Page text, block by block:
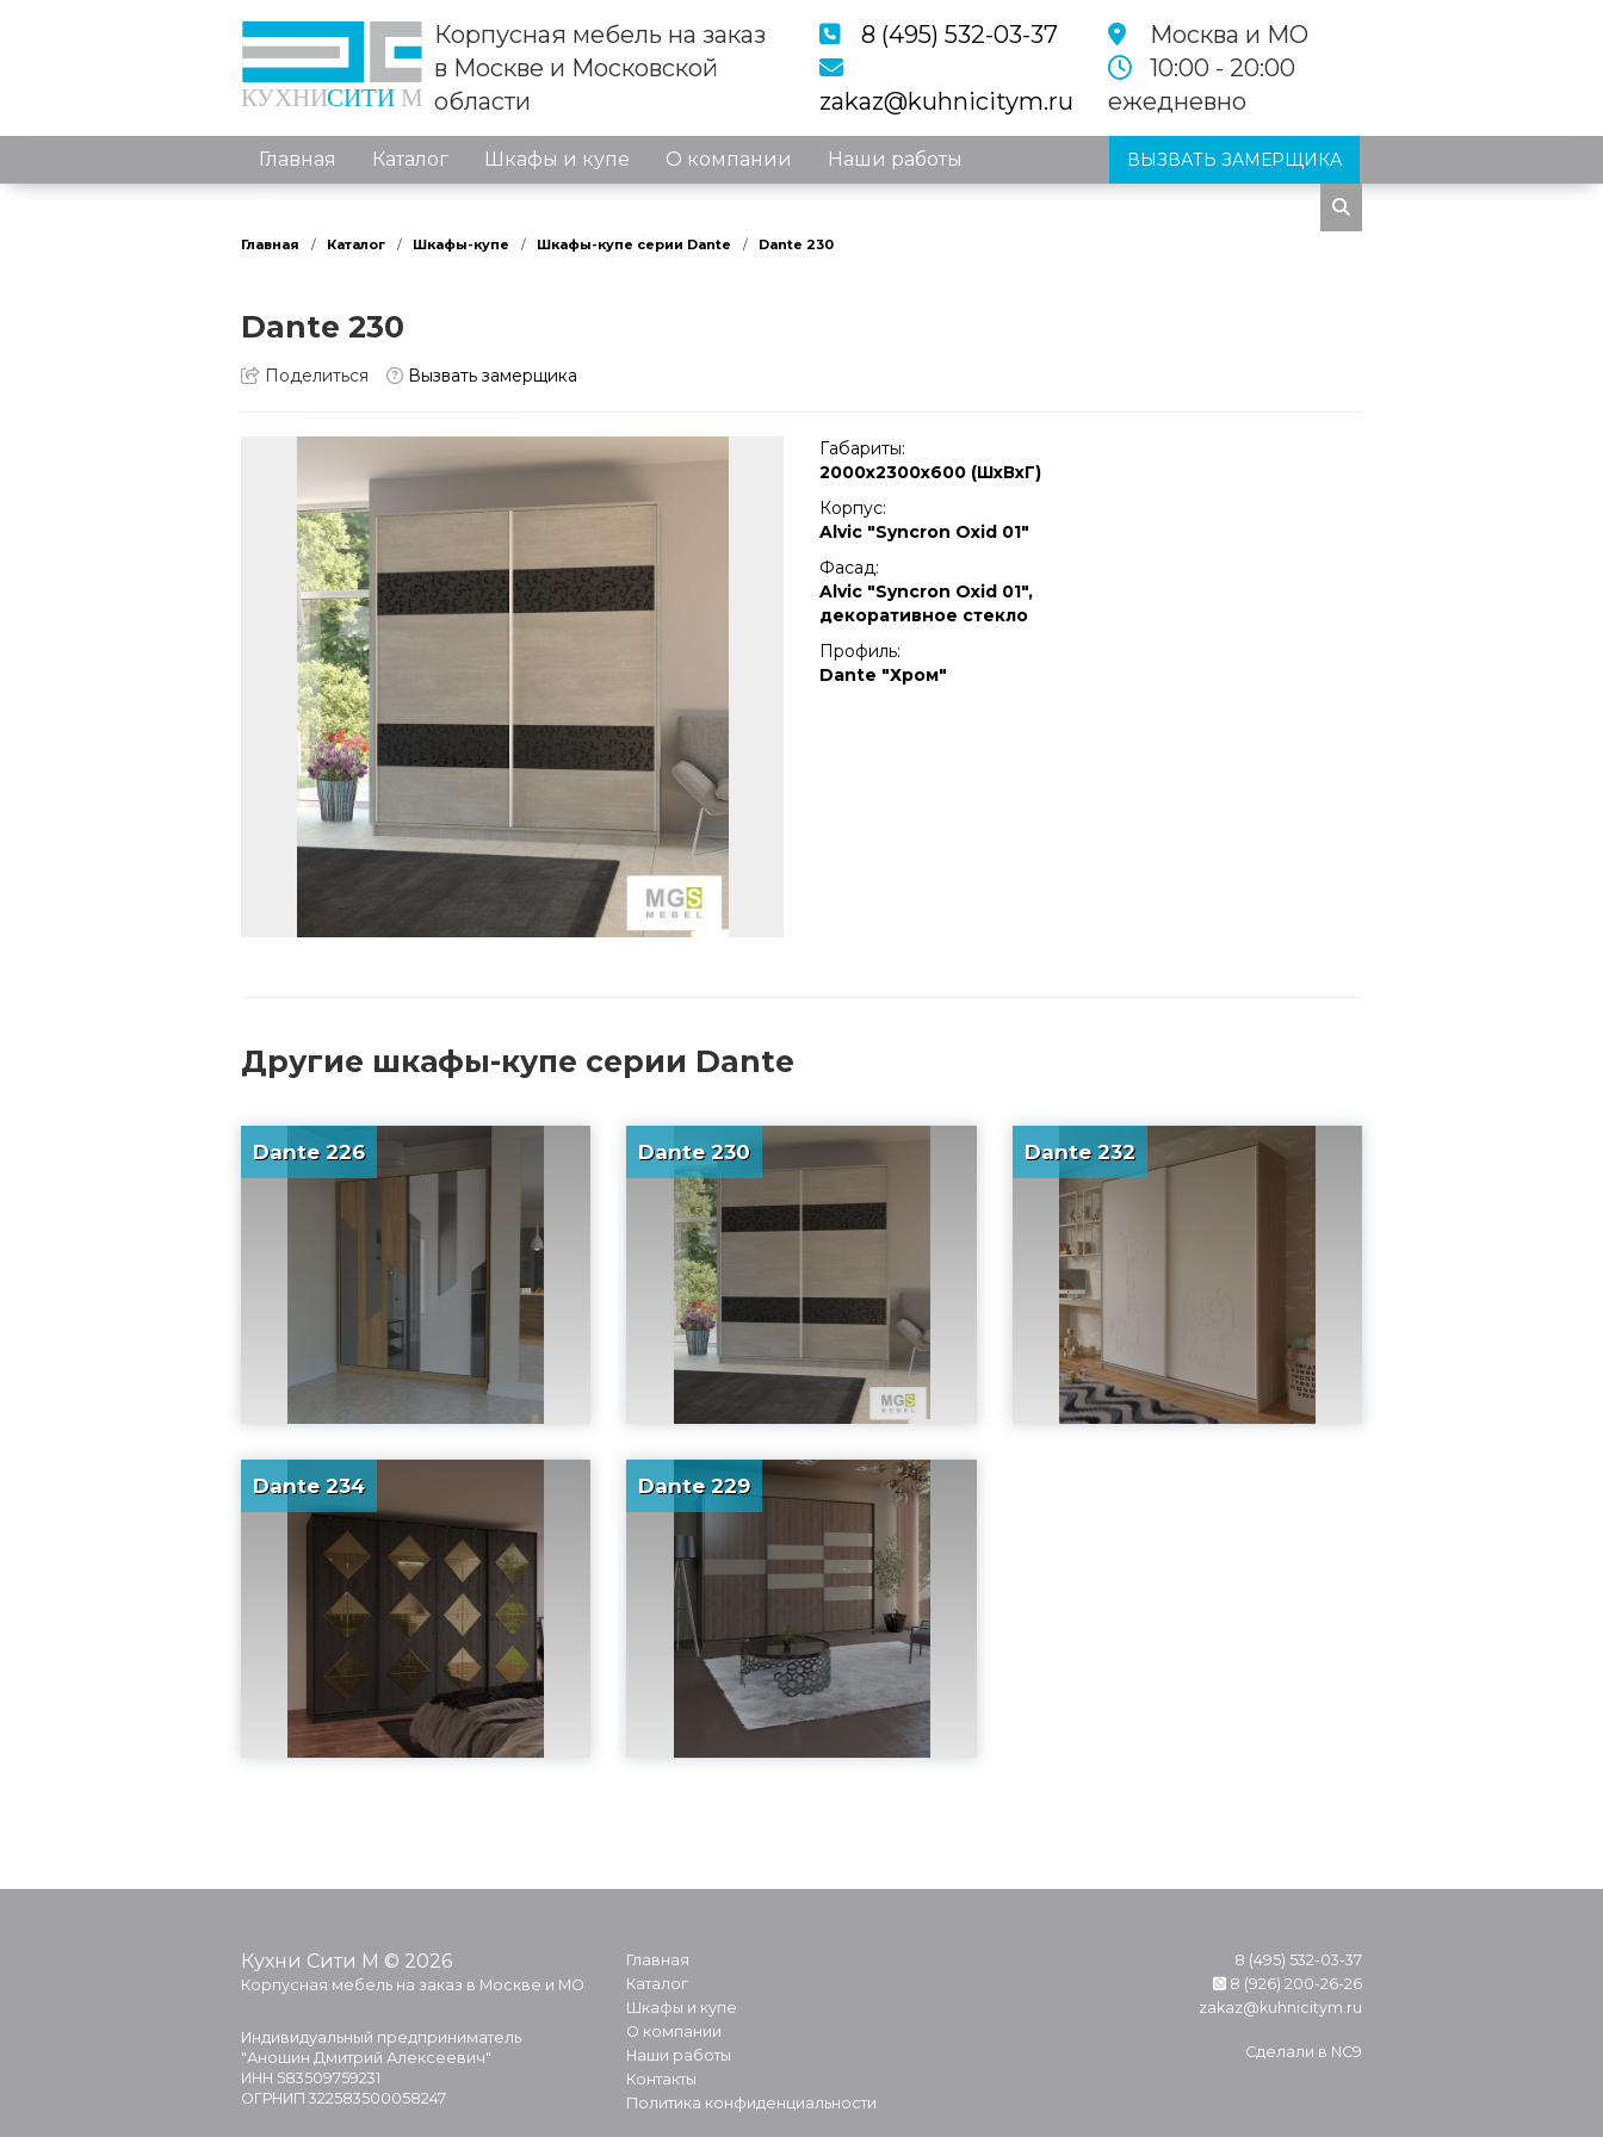
Корпусная мебель на заказ
в Москве и Московской
области
8 (495) 532-03-37
zakaz@kuhnicitym.ru
Москва и МО
10:00 - 20:00
ежедневно
Главная Каталог Шкафы и купе О компании Наши работы ВЫЗВАТЬ ЗАМЕРЩИКА
Главная Каталог Шкафы-купе Шкафы-купе серии Dante Dante 230
Dante 230
Поделиться Вызвать замерщика
Габариты:
2000х2300х600 (ШхВхГ)
Корпус:
Alvic "Syncron Oxid 01"
Фасад:
Alvic "Syncron Oxid 01",
декоративное стекло
Профиль:
Dante "Хром"
Другие шкафы-купе серии Dante
Dante 226 Dante 230 Dante 232
Dante 234 Dante 229
Кухни Сити М © 2026
Корпусная мебель на заказ в Москве и МО
Индивидуальный предприниматель
"Аношин Дмитрий Алексеевич"
ИНН 583509759231
ОГРНИП 322583500058247
Главная
Каталог
Шкафы и купе
О компании
Наши работы
Контакты
Политика конфиденциальности
8 (495) 532-03-37
8 (926) 200-26-26
zakaz@kuhnicitym.ru
Сделали в NC9